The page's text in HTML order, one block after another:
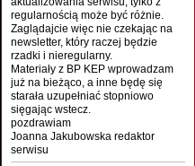
regularnością może być różnie.
Zaglądajcie więc nie czekając na
newsletter, który raczej będzie
rzadki i nieregularny.
Materiały z BP KEP wprowadzam
już na bieżąco, a inne będę się
starała uzupełniać stopniowo
sięgając wstecz.
pozdrawiam
Joanna Jakubowska redaktor
serwisu